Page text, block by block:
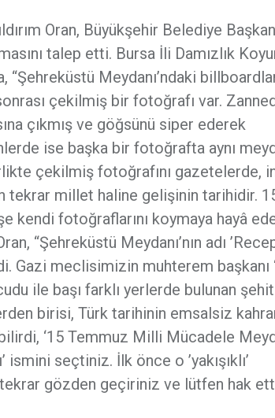
Oran, Büyükşehir Belediye
talep etti. Bursa İli Damızlık
“Şehreküstü Meydanı’ndaki
çekilmiş bir fotoğrafı var.
çıkmış ve göğsünü siper ederek
ise başka bir fotoğrafta aynı
çekilmiş fotoğrafını gazetelerde,
tekrar millet haline gelişinin tarihidir.
kendi fotoğraflarını koymaya hayâ
“Şehreküstü Meydanı’nın adı
Gazi meclisimizin muhterem başkanı
ile başı farklı yerlerde bulunan şehit
birisi, Türk tarihinin emsalsiz
‘15 Temmuz Milli Mücadele
seçtiniz. İlk önce o ’yakışıklı’
tekrar gözden geçiriniz ve lütfen hak